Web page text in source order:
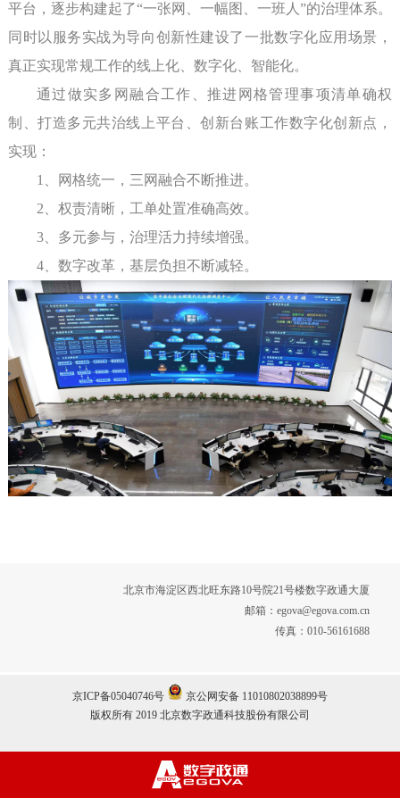
平台，逐步构建起了“一张网、一幅图、一班人”的治理体系。
同时以服务实战为导向创新性建设了一批数字化应用场景，
真正实现常规工作的线上化、数字化、智能化。
通过做实多网融合工作、推进网格管理事项清单确权
制、打造多元共治线上平台、创新台账工作数字化创新点，
实现：
1、网格统一，三网融合不断推进。
2、权责清晰，工单处置准确高效。
3、多元参与，治理活力持续增强。
4、数字改革，基层负担不断减轻。
北京市海淀区西北旺东路10号院21号楼数字政通大厦
邮箱：egova@egova.com.cn
传真：010-56161688
京ICP备05040746号
京公网安备 11010802038899号
版权所有 2019 北京数字政通科技股份有限公司